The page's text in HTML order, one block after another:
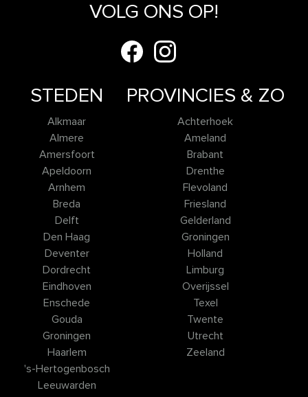
STEDEN
Alkmaar
Almere
Amersfoort
Apeldoorn
Arnhem
Breda
Delft
Den Haag
Deventer
Dordrecht
Eindhoven
Enschede
Gouda
Groningen
Haarlem
's-Hertogenbosch
Leeuwarden
PROVINCIES & ZO
Achterhoek
Ameland
Brabant
Drenthe
Flevoland
Friesland
Gelderland
Groningen
Holland
Limburg
Overijssel
Texel
Twente
Utrecht
Zeeland
VOLG ONS OP!